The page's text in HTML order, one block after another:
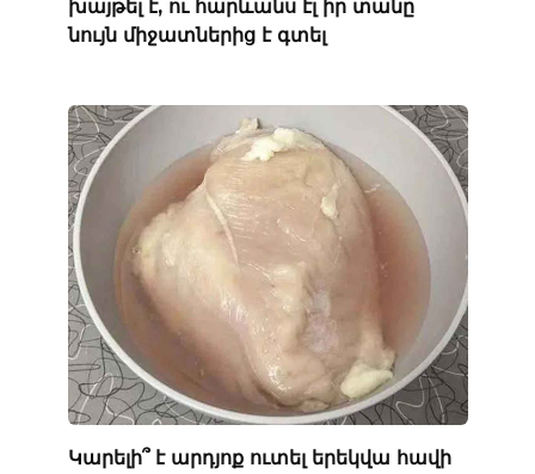
խայթել է, ու հարևանս էլ իր տանը
նույն միջատներից է գտել
Կարելի՞ է արդյոք ուտել երեկվա հավի